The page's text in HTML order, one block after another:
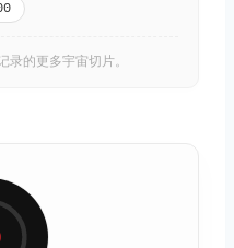
的更多宇宙切片。